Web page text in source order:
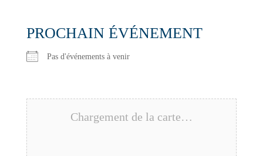
PROCHAIN ÉVÉNEMENT
Pas d'événements à venir
Chargement de la carte…